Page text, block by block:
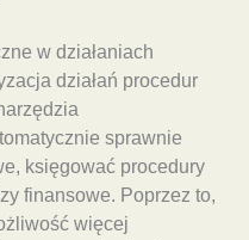
w działaniach
działań procedur
sprawnie
księgować procedury
finansowe. Poprzez to,
więcej